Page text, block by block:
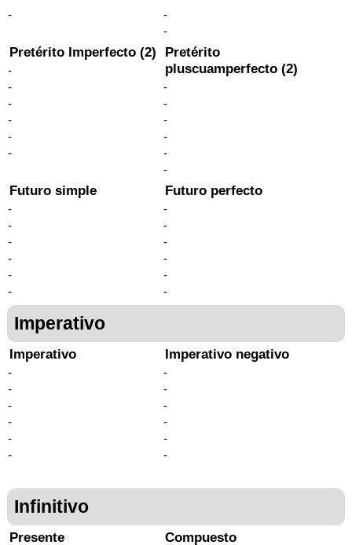
-
-
-
Pretérito Imperfecto (2)
-
-
-
-
-
-
Pretérito
pluscuamperfecto (2)
-
-
-
-
-
-
Futuro simple
-
-
-
-
-
-
Futuro perfecto
-
-
-
-
-
-
Imperativo
Imperativo
-
-
-
-
-
-
Imperativo negativo
-
-
-
-
-
-
Infinitivo
Presente Compuesto